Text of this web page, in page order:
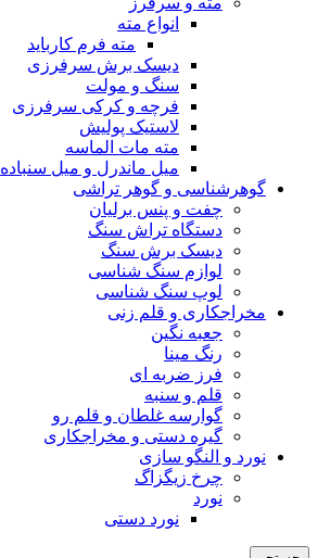
انواع مته
مته فرم کارباید
دیسک برش سرفرزی
سنگ و مولت
فرچه و کرکی سرفرزی
لاستیک پولیش
مته مات الماسه
میل ماندرل و میل سنباده
گوهرشناسی و گوهر تراشی
چفت و پنس برلیان
دستگاه تراش سنگ
دیسک برش سنگ
لوازم سنگ شناسی
لوپ سنگ شناسی
مخراجکاری و قلم زنی
جعبه نگین
رنگ مینا
فرز ضربه ای
قلم و سنبه
گوارسه غلطان و قلم رو
گیره دستی و مخراجکاری
نورد و النگو سازی
چرخ زیگزاگ
نورد
نورد دستی